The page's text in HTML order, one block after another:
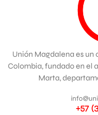
Unión Magdalena es
Colombia, fundado en el
Marta,
+57